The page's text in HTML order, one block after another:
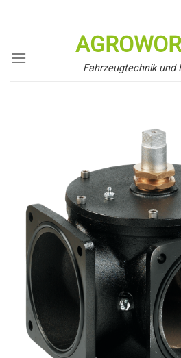
Fahrzeugtechnik und